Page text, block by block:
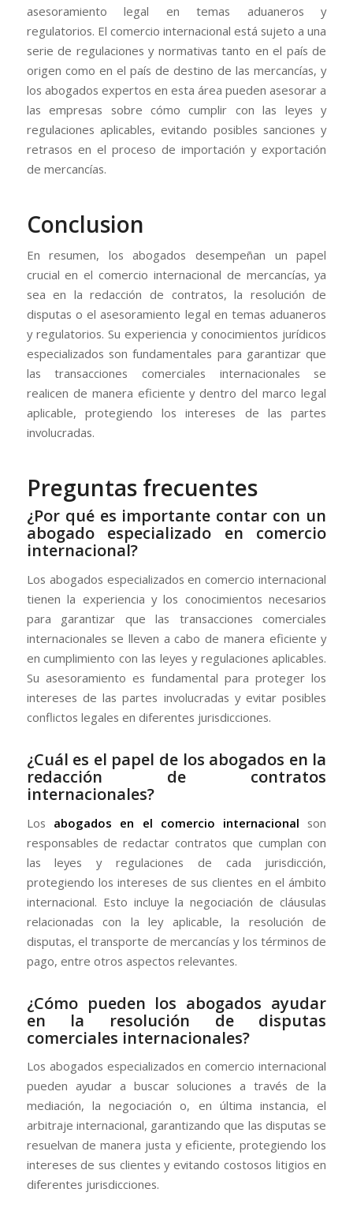
asesoramiento legal en temas aduaneros y
regulatorios. El comercio internacional está sujeto a una
serie de regulaciones y normativas tanto en el país de
origen como en el país de destino de las mercancías, y
los abogados expertos en esta área pueden asesorar a
las empresas sobre cómo cumplir con las leyes y
regulaciones aplicables, evitando posibles sanciones y
retrasos en el proceso de importación y exportación
de mercancías.
Conclusion
En resumen, los abogados desempeñan un papel
crucial en el comercio internacional de mercancías, ya
sea en la redacción de contratos, la resolución de
disputas o el asesoramiento legal en temas aduaneros
y regulatorios. Su experiencia y conocimientos jurídicos
especializados son fundamentales para garantizar que
las transacciones comerciales internacionales se
realicen de manera eficiente y dentro del marco legal
aplicable, protegiendo los intereses de las partes
involucradas.
Preguntas frecuentes
¿Por qué es importante contar con un
abogado especializado en comercio
internacional?
Los abogados especializados en comercio internacional
tienen la experiencia y los conocimientos necesarios
para garantizar que las transacciones comerciales
internacionales se lleven a cabo de manera eficiente y
en cumplimiento con las leyes y regulaciones aplicables.
Su asesoramiento es fundamental para proteger los
intereses de las partes involucradas y evitar posibles
conflictos legales en diferentes jurisdicciones.
¿Cuál es el papel de los abogados en la
redacción de contratos
internacionales?
Los abogados en el comercio internacional son
responsables de redactar contratos que cumplan con
las leyes y regulaciones de cada jurisdicción,
protegiendo los intereses de sus clientes en el ámbito
internacional. Esto incluye la negociación de cláusulas
relacionadas con la ley aplicable, la resolución de
disputas, el transporte de mercancías y los términos de
pago, entre otros aspectos relevantes.
¿Cómo pueden los abogados ayudar
en la resolución de disputas
comerciales internacionales?
Los abogados especializados en comercio internacional
pueden ayudar a buscar soluciones a través de la
mediación, la negociación o, en última instancia, el
arbitraje internacional, garantizando que las disputas se
resuelvan de manera justa y eficiente, protegiendo los
intereses de sus clientes y evitando costosos litigios en
diferentes jurisdicciones.